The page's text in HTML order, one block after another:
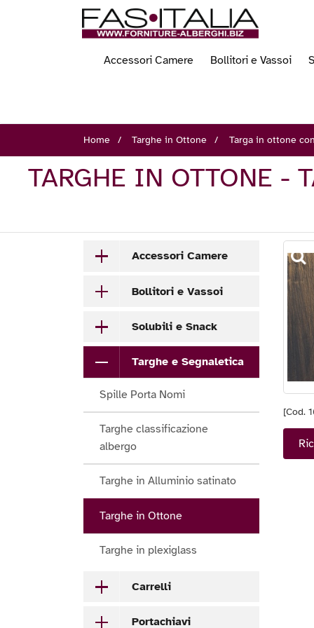
Accessori Camere Bollitori e Vassoi
Home Targhe in Ottone Targa in ottone
TARGHE IN OTTONE -
Accessori Camere
Bollitori e Vassoi
Solubili e Snack
Targhe e Segnaletica
Spille Porta Nomi
Targhe classificazione
albergo
Targhe in Alluminio satinato
Targhe in Ottone
Targhe in plexiglass
Carrelli
Portachiavi
[Cod.